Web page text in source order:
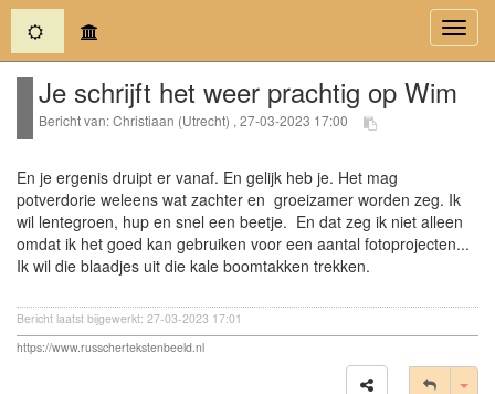
(current)
Je schrijft het weer prachtig op Wim
Bericht van: Christiaan (Utrecht) , 27-03-2023 17:00
En je ergenis druipt er vanaf. En gelijk heb je. Het mag
potverdorie weleens wat zachter en groeizamer worden zeg. Ik
wil lentegroen, hup en snel een beetje. En dat zeg ik niet alleen
omdat ik het goed kan gebruiken voor een aantal fotoprojecten...
Ik wil die blaadjes uit die kale boomtakken trekken.
Bericht laatst bijgewerkt: 27-03-2023 17:01
https://www.russchertekstenbeeld.nl